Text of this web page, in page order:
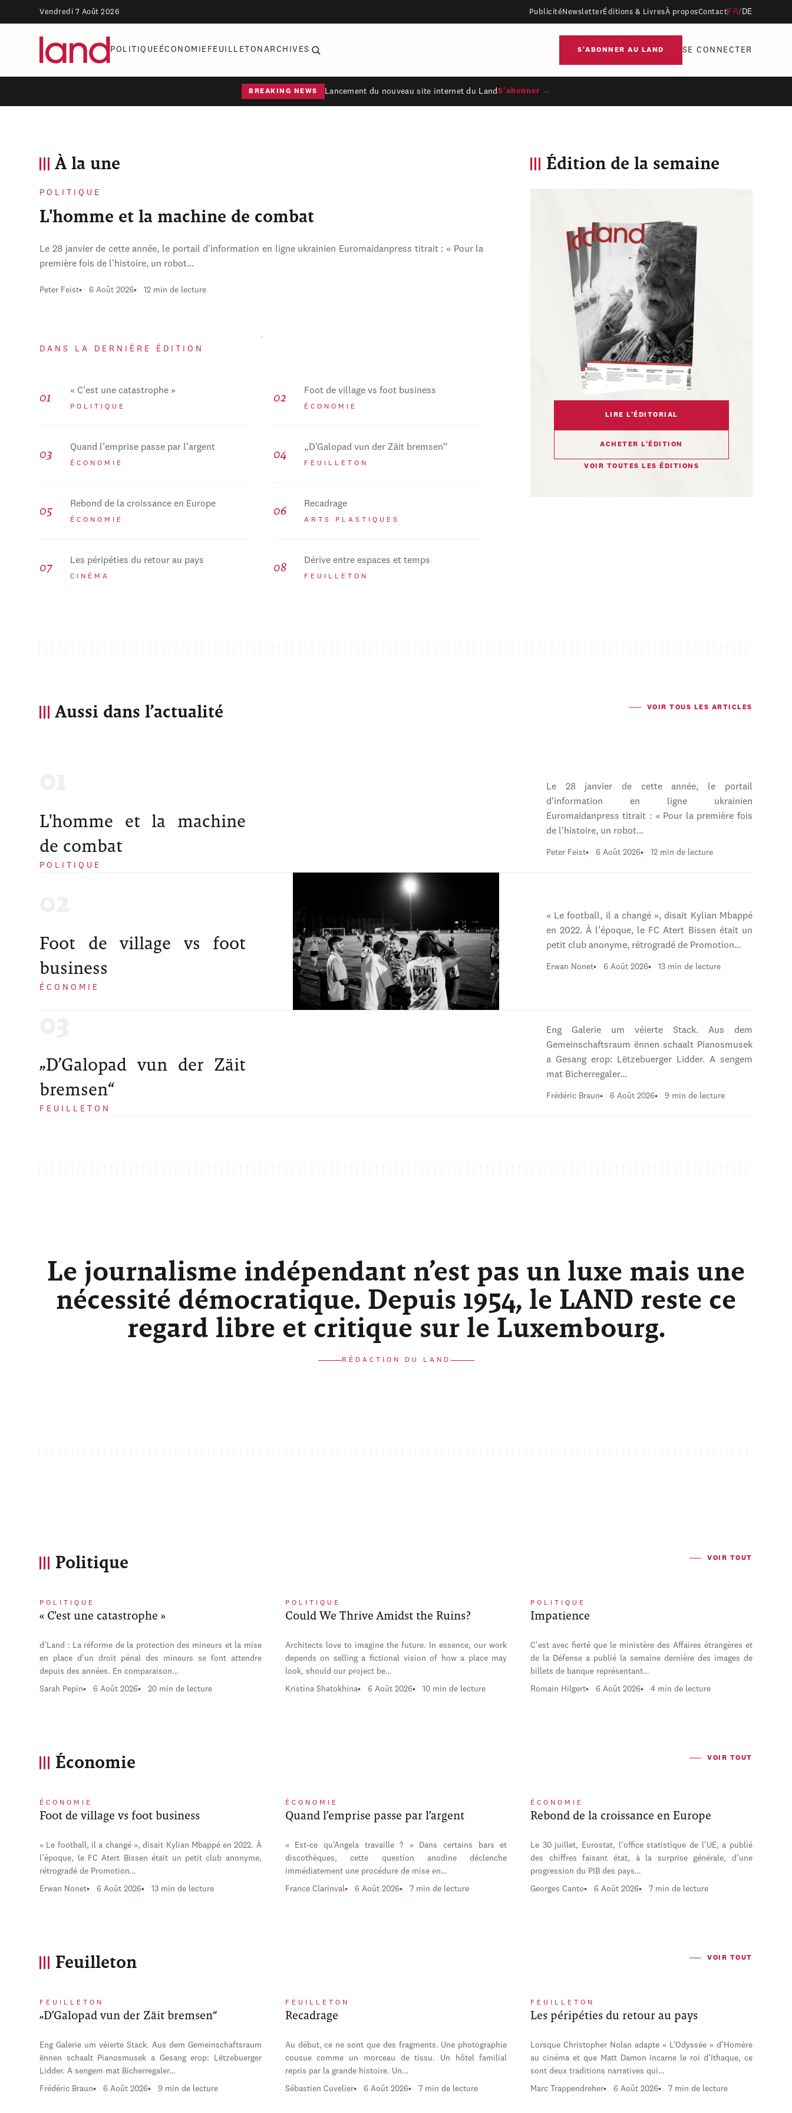
Vendredi 7 Août 2026 Publicité NewsletterÉditions & LivresÀ proposContact FR/ DE
POLITIQUE ÉCONOMIE FEUILLETON ARCHIVES S'ABONNER AU LAND SE CONNECTER
BREAKING NEWS Lancement du nouveau site internet du Land S'abonner →
À la une
POLITIQUE
L'homme et la machine de combat
Le 28 janvier de cette année, le portail d'information en ligne ukrainien Euromaidanpress titrait : « Pour la
première fois de l'histoire, un robot…
Peter Feist 6 Août 2026 12 min de lecture
DANS LA DERNIÈRE ÉDITION
« C'est une catastrophe »
POLITIQUE
Foot de village vs foot business
ÉCONOMIE
Quand l’emprise passe par l’argent
ÉCONOMIE
„D’Galopad vun der Zäit bremsen“
FEUILLETON
Rebond de la croissance en Europe
ÉCONOMIE
Recadrage
ARTS PLASTIQUES
Les péripéties du retour au pays
CINÉMA
Dérive entre espaces et temps
FEUILLETON
Édition de la semaine
LIRE L’ÉDITORIAL
ACHETER L’ÉDITION
VOIR TOUTES LES ÉDITIONS
Aussi dans l’actualité VOIR TOUS LES ARTICLES
L'homme et la machine
de combat
POLITIQUE
Le 28 janvier de cette année, le portail
d'information en ligne ukrainien
Euromaidanpress titrait : « Pour la première fois
de l'histoire, un robot…
Peter Feist 6 Août 2026 12 min de lecture
Foot de village vs foot
business
ÉCONOMIE
« Le football, il a changé », disait Kylian Mbappé
en 2022. À l’époque, le FC Atert Bissen était un
petit club anonyme, rétrogradé de Promotion…
Erwan Nonet 6 Août 2026 13 min de lecture
„D’Galopad vun der Zäit
bremsen“
FEUILLETON
Eng Galerie um véierte Stack. Aus dem
Gemeinschaftsraum ënnen schaalt Pianosmusek
a Gesang erop: Lëtzebuerger Lidder. A sengem
mat Bicherregaler…
Frédéric Braun 6 Août 2026 9 min de lecture
Le journalisme indépendant n’est pas un luxe mais une
nécessité démocratique. Depuis 1954, le LAND reste ce
regard libre et critique sur le Luxembourg.
RÉDACTION DU LAND
Politique VOIR TOUT
POLITIQUE
« C'est une catastrophe »
d’Land : La réforme de la protection des mineurs et la mise
en place d’un droit pénal des mineurs se font attendre
depuis des années. En comparaison…
Sarah Pepin 6 Août 2026 20 min de lecture
POLITIQUE
Could We Thrive Amidst the Ruins?
Architects love to imagine the future. In essence, our work
depends on selling a fictional vision of how a place may
look, should our project be…
Kristina Shatokhina 6 Août 2026 10 min de lecture
POLITIQUE
Impatience
C'est avec fierté que le ministère des Affaires étrangères et
de la Défense a publié la semaine dernière des images de
billets de banque représentant…
Romain Hilgert 6 Août 2026 4 min de lecture
Économie VOIR TOUT
ÉCONOMIE
Foot de village vs foot business
« Le football, il a changé », disait Kylian Mbappé en 2022. À
l’époque, le FC Atert Bissen était un petit club anonyme,
rétrogradé de Promotion…
Erwan Nonet 6 Août 2026 13 min de lecture
ÉCONOMIE
Quand l’emprise passe par l’argent
« Est-ce qu’Angela travaille ? » Dans certains bars et
discothèques, cette question anodine déclenche
immédiatement une procédure de mise en…
France Clarinval 6 Août 2026 7 min de lecture
ÉCONOMIE
Rebond de la croissance en Europe
Le 30 juillet, Eurostat, l’office statistique de l’UE, a publié
des chiffres faisant état, à la surprise générale, d’une
progression du PIB des pays…
Georges Canto 6 Août 2026 7 min de lecture
Feuilleton VOIR TOUT
FEUILLETON
„D’Galopad vun der Zäit bremsen“
Eng Galerie um véierte Stack. Aus dem Gemeinschaftsraum
ënnen schaalt Pianosmusek a Gesang erop: Lëtzebuerger
Lidder. A sengem mat Bicherregaler…
Frédéric Braun 6 Août 2026 9 min de lecture
FEUILLETON
Recadrage
Au début, ce ne sont que des fragments. Une photographie
cousue comme un morceau de tissu. Un hôtel familial
repris par la grande histoire. Un…
Sébastien Cuvelier 6 Août 2026 7 min de lecture
FEUILLETON
Les péripéties du retour au pays
Lorsque Christopher Nolan adapte « L’Odyssée » d’Homère
au cinéma et que Matt Damon incarne le roi d’Ithaque, ce
sont deux traditions narratives qui…
Marc Trappendreher 6 Août 2026 7 min de lecture